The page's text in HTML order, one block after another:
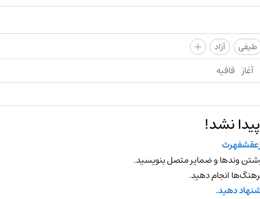
طیفی آزاد +
آغاز قافیه
پیدا نشد!
وندها و ضمایر متصل بنویسید.
انجام دهید.
دهید.